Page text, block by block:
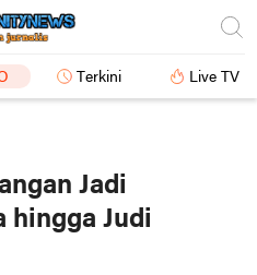
Terkini Live TV
Jadi
hingga Judi